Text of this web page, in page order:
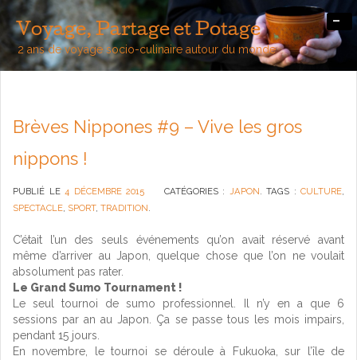
Voyage, Partage et Potage
2 ans de voyage socio-culinaire autour du monde
-
Brèves Nippones #9 – Vive les gros
nippons !
PUBLIÉ LE 4 DÉCEMBRE 2015 CATÉGORIES : JAPON. TAGS : CULTURE,
SPECTACLE, SPORT, TRADITION.
C’était l’un des seuls événements qu’on avait réservé avant
même d’arriver au Japon, quelque chose que l’on ne voulait
absolument pas rater.
Le Grand Sumo Tournament !
Le seul tournoi de sumo professionnel. Il n’y en a que 6
sessions par an au Japon. Ça se passe tous les mois impairs,
pendant 15 jours.
En novembre, le tournoi se déroule à Fukuoka, sur l’île de